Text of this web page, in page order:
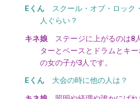
スクール・オブ・ロック
人ぐらい？
ステージに上がるのは8
ターとベースとドラムとキ
の女の子が3人です。
大会の時に他の人は？